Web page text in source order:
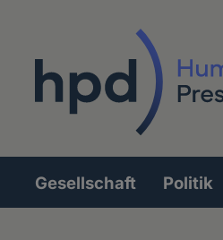
Hauptnavigation
Gesellschaft Politik